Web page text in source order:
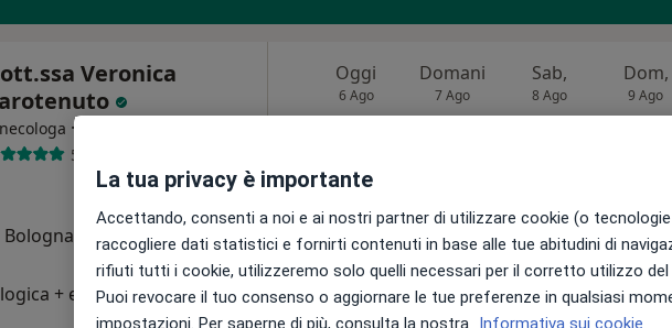
Veronica
·
56 recensioni
Bologna Mappa
+ ecografia da 50 €
Oggi
6 Ago
Domani
7 Ago
Sab,
8 Ago
Dom,
9 Ago
Non ci sono agende disponibili!
Chiedi di attivare le prenotazioni online
La tua privacy è importante
Accettando, consenti a noi e ai nostri partner di utilizzare cookie (o
raccogliere dati statistici e fornirti contenuti in base alle tue abitudini di
rifiuti tutti i cookie, utilizzeremo solo quelli necessari per il corretto utilizzo
Puoi revocare il tuo consenso o aggiornare le tue preferenze in qualsiasi
impostazioni. Per saperne di più, consulta la nostra Informativa sui cookie